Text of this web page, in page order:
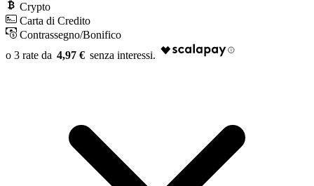
Crypto
Carta di Credito
Contrassegno/Bonifico
4,97 €